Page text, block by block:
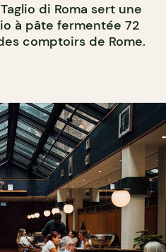
di Roma sert une
à pâte fermentée 72
comptoirs de Rome.